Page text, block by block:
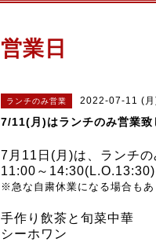
営業日
ランチのみ営業 2022-07-11 (
7/11(月)はランチのみ営業致
7月11日(月)は、 ランチの
11:00～14:30(L.O.13:30)
※急な自粛休業になる場合もあ
手作り飲茶と旬菜中華
シーホワン